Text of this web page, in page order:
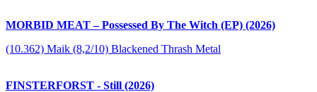
MORBID MEAT – Possessed By The Witch (EP) (2026)
(10.362) Maik (8,2/10) Blackened Thrash Metal
FINSTERFORST - Still (2026)